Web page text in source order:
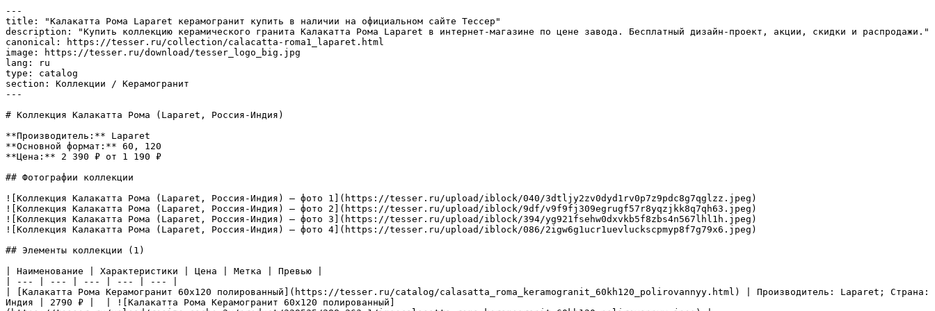
---
title: "Калакатта Рома Laparet керамогранит купить в наличии на официальном сайте Тессер"
description: "Купить коллекцию керамического гранита Калакатта Рома Laparet в интернет-магазине по цене завода. Бесплатный дизайн-проект, акции, скидки и распродажи."
canonical: https://tesser.ru/collection/calacatta-roma1_laparet.html
image: https://tesser.ru/download/tesser_logo_big.jpg
lang: ru
type: catalog
section: Коллекции / Керамогранит
---
# Коллекция Калакатта Рома (Laparet, Россия-Индия)
**Производитель:** Laparet
**Основной формат:** 60, 120
**Цена:** 2 390 ₽ от 1 190 ₽
## Фотографии коллекции
![Коллекция Калакатта Рома (Laparet, Россия-Индия) — фото 1](https://tesser.ru/upload/iblock/040/3dtljy2zv0dyd1rv0p7z9pdc8g7qglzz.jpeg)
![Коллекция Калакатта Рома (Laparet, Россия-Индия) — фото 2](https://tesser.ru/upload/iblock/9df/v9f9fj309egrugf57r8yqzjkk8q7qh63.jpeg)
![Коллекция Калакатта Рома (Laparet, Россия-Индия) — фото 3](https://tesser.ru/upload/iblock/394/yg921fsehw0dxvkb5f8zbs4n567lhl1h.jpeg)
![Коллекция Калакатта Рома (Laparet, Россия-Индия) — фото 4](https://tesser.ru/upload/iblock/086/2igw6g1ucr1uevluckscpmyp8f7g79x6.jpeg)
## Элементы коллекции (1)
| Наименование | Характеристики | Цена | Метка | Превью |
| --- | --- | --- | --- | --- |
| [Калакатта Рома Керамогранит 60х120 полированный](https://tesser.ru/catalog/calasatta_roma_keramogranit_60kh120_polirovannyy.html) | Производитель: Laparet; Страна:
Индия | 2790 ₽ |  | ![Калакатта Рома Керамогранит 60х120 полированный]